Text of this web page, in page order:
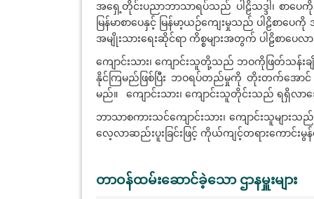
အရှေ့တိုင်းပညာဘာသာရပ်သည် ပါဠိသဒ္ဒါ၊ စာပေ
မြန်မာစာပေနှင့် မြန်မာ့ယဉ်ကျေးမှုသည် ပါဠိစာပ
အမျိုးသားရေးဆိုင်ရာ ကိစ္စများအတွက် ပါဠိစာပ
ကျောင်းသား၊ ကျောင်းသူတို့သည် ဘဝကိုဖြတ်သန်
နိုင်ကြမည်ဖြစ်ပြီး ဘဝရပ်တည်မှုကို တိုးတက်အောင်
မည်။ ကျောင်းသား၊ ကျောင်းသူတိုင်းသည် ရရှိလာ
ဘာသာစကားသင်ကျောင်းသား၊ ကျောင်းသူမျာ
လေ့လာဆည်းပူးခြင်းဖြင့် ကိုယ်ကျင့်တရားကောင်းမွ
တာဝန်ထမ်းဆောင်ခဲ့သော ဌာနမှူးများ